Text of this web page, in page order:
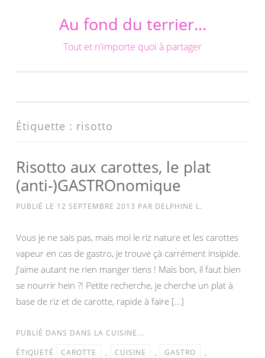
Au fond du terrier…
Tout et n'importe quoi à partager
Étiquette : risotto
Risotto aux carottes, le plat
(anti-)GASTROnomique
PUBLIÉ LE 12 SEPTEMBRE 2013 PAR DELPHINE L.
Vous je ne sais pas, mais moi le riz nature et les carottes
vapeur en cas de gastro, je trouve çà carrément insipide.
J’aime autant ne rien manger tiens ! Mais bon, il faut bien
se nourrir hein ?! Petite recherche, je cherche un plat à
base de riz et de carotte, rapide à faire […]
PUBLIÉ DANS DANS LA CUISINE...
ÉTIQUETÉ
CAROTTE , CUISINE , GASTRO
,